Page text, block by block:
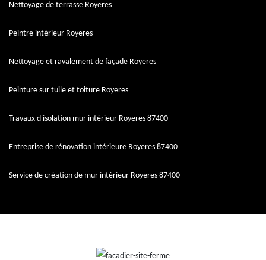
Nettoyage de terrasse Royeres
Peintre intérieur Royeres
Nettoyage et ravalement de façade Royeres
Peinture sur tuile et toiture Royeres
Travaux d'isolation mur intérieur Royeres 87400
Entreprise de rénovation intérieure Royeres 87400
Service de création de mur intérieur Royeres 87400